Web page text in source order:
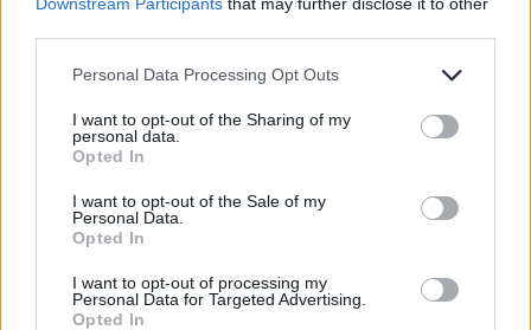
Please note that this website/app uses one or more Google
not limited to your visit or usage behaviour. You may click to
grant or deny consent to Google and its third-party tags to
use your data for below specified purposes in below Google
consent section.
Personal Data Processing Opt Outs
I want to opt-out of the Sharing of my
personal data.
Opted In
I want to opt-out of the Sale of my
Personal Data.
Opted In
I want to opt-out of processing my
Personal Data for Targeted Advertising.
Opted In
Μπορεί να σας ενδιαφέρουν
επίσης
Wallbox Pulsar Plus